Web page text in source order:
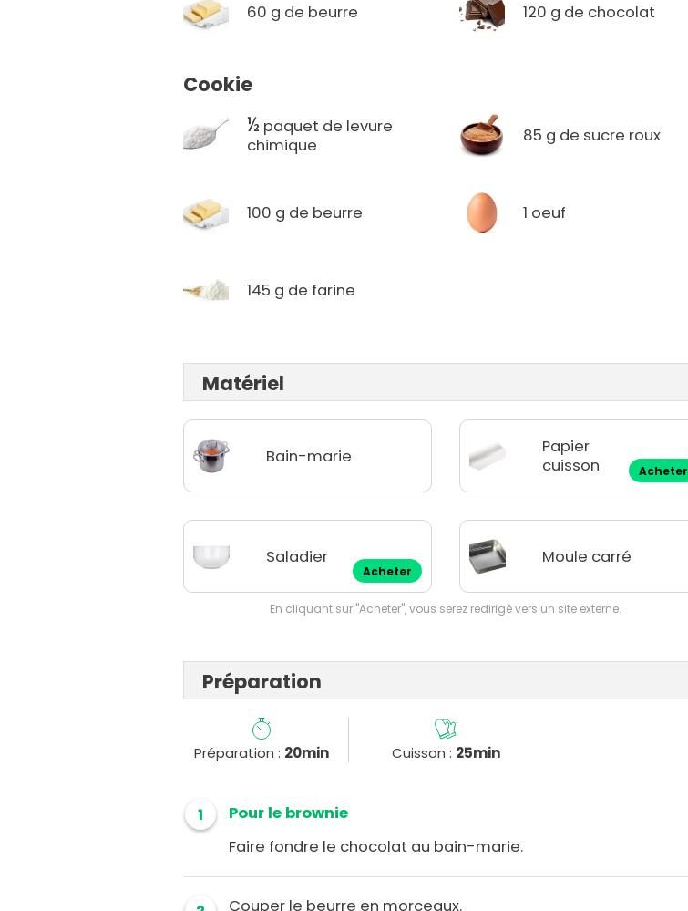
60 g de beurre 120 g de chocolat
Cookie
½ paquet de levure
chimique
85 g de sucre roux
100 g de beurre 1 oeuf
145 g de farine
Matériel
Bain-marie
Papier
cuisson
Acheter
Saladier
Acheter
Moule carré
En cliquant sur "Acheter", vous serez redirigé vers un site externe.
Préparation
Préparation : 20min Cuisson : 25min
1
Pour le brownie
Faire fondre le chocolat au bain-marie.
Couper le beurre en morceaux.